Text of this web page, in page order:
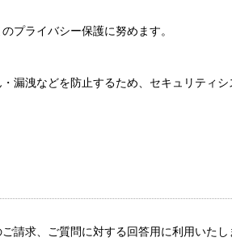
プライバシー保護に努めます。
漏洩などを防止するため、セキュリティ
請求、ご質問に対する回答用に利用いたし